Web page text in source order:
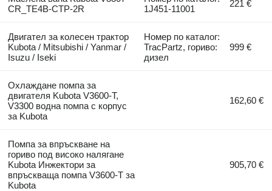
CR_TE4B-CTP-2R
1J451-11001
221 €
Двигател за колесен трактор
Kubota / Mitsubishi / Yanmar /
Isuzu / Iseki
Номер по каталог:
TracPartz, гориво:
дизел
999 €
Охлаждане помпа за
двигателя Kubota V3600-T,
V3300 водна помпа с корпус
за Kubota
162,60 €
Помпа за впръскване на
гориво под високо налягане
Kubota Инжектори за
впръскваща помпа V3600-T за
Kubota
905,70 €